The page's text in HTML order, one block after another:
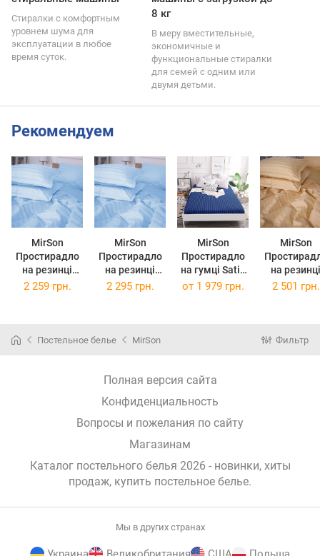
Стиралки с комфортным
уровнем шума для
эксплуатации в любое
время суток.
8 кг
В меру вместительные,
экономичные и
функциональные стиралки
для семей с одним или
двумя детьми.
Рекомендуем
MirSon
Простирадло
на резинці
Valentino
MirSon
Простирадло
на резинці
Valentino
MirSon
Простирадло
на гумці Satin
ELIT Blue Sea
MirSon
на резинці
Carmela
2 259 грн. 2 295 грн. от 1 979 грн. 2 501 грн.
Постельное белье MirSon Фильтр
Полная версия сайта
Конфиденциальность
Вопросы и пожелания по сайту
Магазинам
Каталог постельного белья 2026 - новинки, хиты
продаж, купить постельное белье.
Мы в других странах